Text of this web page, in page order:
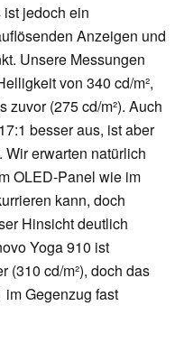
jedoch ein
Anzeigen und
Unsere Messungen
von 340 cd/m²,
(275 cd/m²). Auch
besser aus, ist aber
Wir erwarten natürlich
OLED-Panel wie im
kann, doch
Hinsicht deutlich
Yoga 910 ist
(310 cd/m²), doch das
im Gegenzug fast